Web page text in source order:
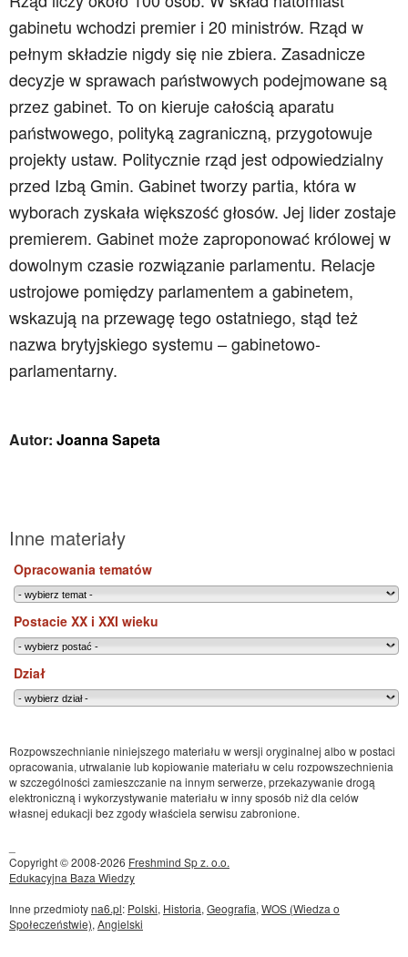
gabinetu wchodzi premier i 20 ministrów. Rząd w
pełnym składzie nigdy się nie zbiera. Zasadnicze
decyzje w sprawach państwowych podejmowane są
przez gabinet. To on kieruje całością aparatu
państwowego, polityką zagraniczną, przygotowuje
projekty ustaw. Politycznie rząd jest odpowiedzialny
przed Izbą Gmin. Gabinet tworzy partia, która w
wyborach zyskała większość głosów. Jej lider zostaje
premierem. Gabinet może zaproponować królowej w
dowolnym czasie rozwiązanie parlamentu. Relacje
ustrojowe pomiędzy parlamentem a gabinetem,
wskazują na przewagę tego ostatniego, stąd też
nazwa brytyjskiego systemu – gabinetowo-
parlamentarny.
Autor: Joanna Sapeta
Inne materiały
Opracowania tematów
Postacie XX i XXI wieku
Dział
Rozpowszechnianie niniejszego materiału w wersji oryginalnej albo w postaci
opracowania, utrwalanie lub kopiowanie materiału w celu rozpowszechnienia
w szczególności zamieszczanie na innym serwerze, przekazywanie drogą
elektroniczną i wykorzystywanie materiału w inny sposób niż dla celów
własnej edukacji bez zgody właściela serwisu zabronione.
Copyright © 2008-2026 Freshmind Sp z. o.o.
Edukacyjna Baza Wiedzy
Inne przedmiotyna6.pl: Polski, Historia, Geografia, WOS (Wiedza o
Społeczeństwie), Angielski